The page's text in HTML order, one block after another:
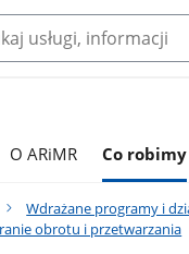
O ARiMR Co robimy
Wdrażane programy i
obrotu i przetwarzania